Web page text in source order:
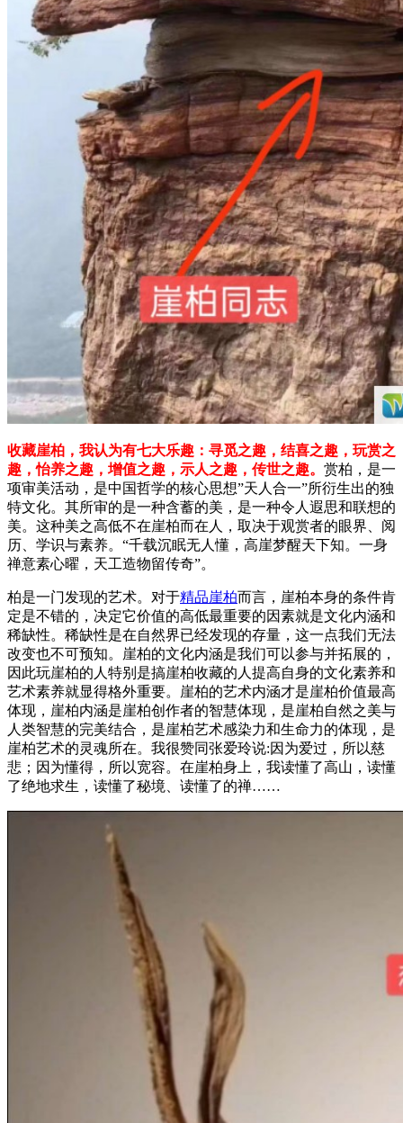
收藏崖柏，我认为有七大乐趣：寻觅之趣，结喜之趣，玩赏之
趣，怡养之趣，增值之趣，示人之趣，传世之趣。 赏柏，是一
项审美活动，是中国哲学的核心思想”天人合一”所衍生出的独
特文化。其所审的是一种含蓄的美，是一种令人遐思和联想的
美。这种美之高低不在崖柏而在人，取决于观赏者的眼界、阅
历、学识与素养。“千载沉眠无人懂，高崖梦醒天下知。一身
禅意素心曜，天工造物留传奇”。
柏是一门发现的艺术。对于精品崖柏而言，崖柏本身的条件肯
定是不错的，决定它价值的高低最重要的因素就是文化内涵和
稀缺性。稀缺性是在自然界已经发现的存量，这一点我们无法
改变也不可预知。崖柏的文化内涵是我们可以参与并拓展的，
因此玩崖柏的人特别是搞崖柏收藏的人提高自身的文化素养和
艺术素养就显得格外重要。崖柏的艺术内涵才是崖柏价值最高
体现，崖柏内涵是崖柏创作者的智慧体现，是崖柏自然之美与
人类智慧的完美结合，是崖柏艺术感染力和生命力的体现，是
崖柏艺术的灵魂所在。我很赞同张爱玲说:因为爱过，所以慈
悲；因为懂得，所以宽容。在崖柏身上，我读懂了高山，读懂
了绝地求生，读懂了秘境、读懂了的禅……